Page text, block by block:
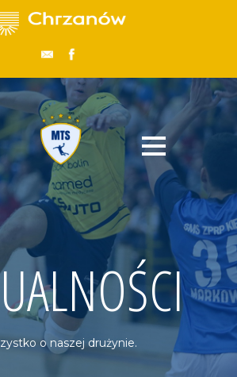
o naszej drużynie.